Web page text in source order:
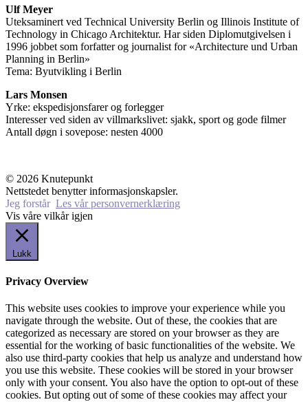
Ulf Meyer
Uteksaminert ved Technical University Berlin og Illinois Institute of
Technology in Chicago Architektur. Har siden Diplomutgivelsen i
1996 jobbet som forfatter og journalist for «Architecture und Urban
Planning in Berlin»
Tema: Byutvikling i Berlin
Lars Monsen
Yrke: ekspedisjonsfarer og forlegger
Interesser ved siden av villmarkslivet: sjakk, sport og gode filmer
Antall døgn i sovepose: nesten 4000
© 2026 Knutepunkt
Nettstedet benytter informasjonskapsler.
Jeg forstår Les vår personvernerklæring
Vis våre vilkår igjen
Lukk
Privacy Overview
This website uses cookies to improve your experience while you
navigate through the website. Out of these, the cookies that are
categorized as necessary are stored on your browser as they are
essential for the working of basic functionalities of the website. We
also use third-party cookies that help us analyze and understand how
you use this website. These cookies will be stored in your browser
only with your consent. You also have the option to opt-out of these
cookies. But opting out of some of these cookies may affect your